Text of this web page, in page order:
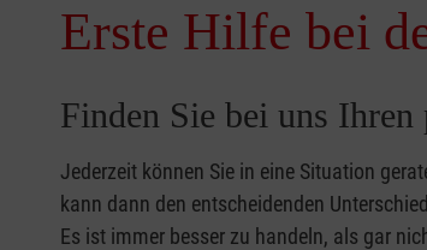
Erste Hilfe bei
Finden Sie bei uns
Jederzeit können Sie in eine Situation
kann dann den entscheidenden
Es ist immer besser zu handeln, als gar